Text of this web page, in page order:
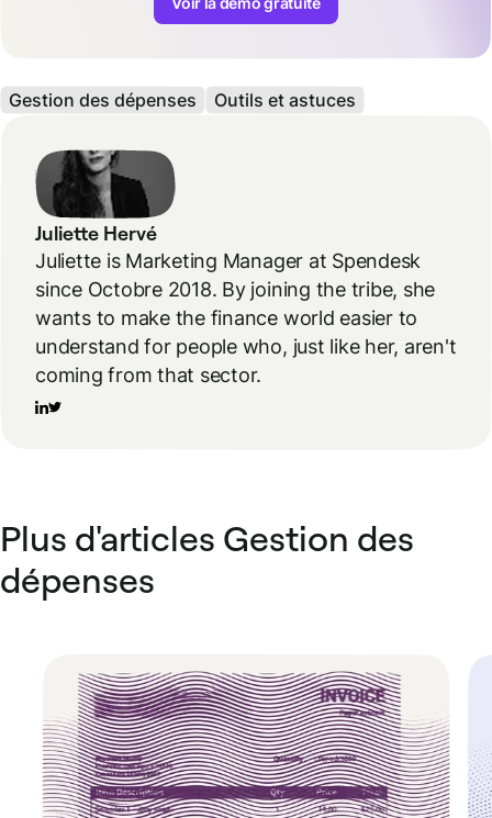
Gestion des dépenses Outils et astuces
Juliette Hervé
Juliette is Marketing Manager at Spendesk
since Octobre 2018. By joining the tribe, she
wants to make the finance world easier to
understand for people who, just like her, aren't
coming from that sector.
Plus d'articles Gestion des
dépenses